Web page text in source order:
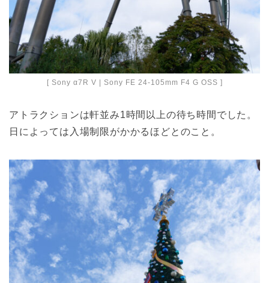
[ Sony α7R V | Sony FE 24-105mm F4 G OSS ]
アトラクションは軒並み1時間以上の待ち時間でした。
日によっては入場制限がかかるほどとのこと。